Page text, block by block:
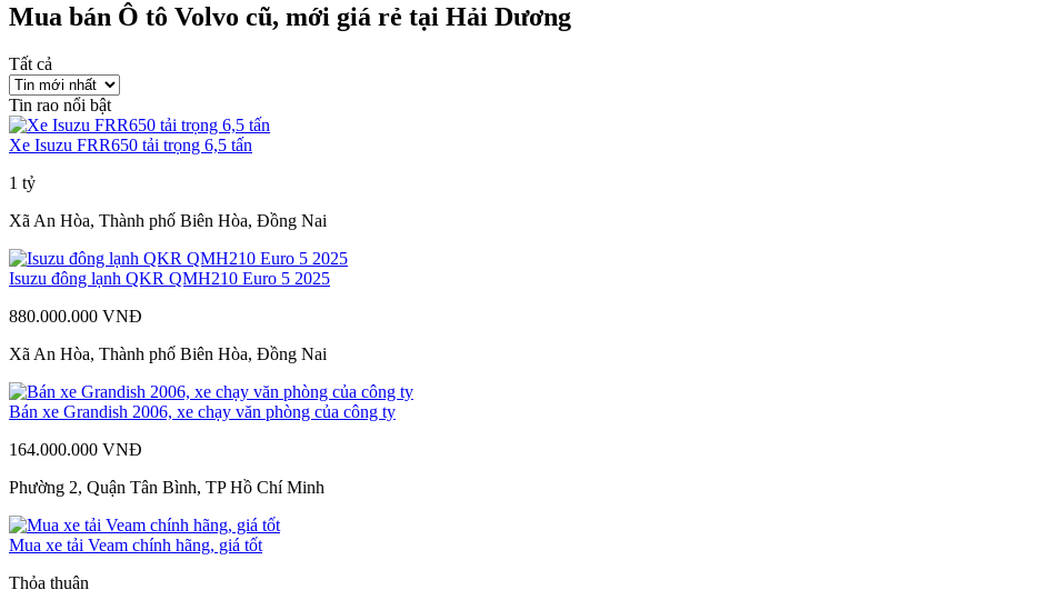
Mua bán Ô tô Volvo cũ, mới giá rẻ tại Hải Dương
Tất cả
Tin rao nổi bật
Xe Isuzu FRR650 tải trọng 6,5 tấn
1 tỷ
Xã An Hòa, Thành phố Biên Hòa, Đồng Nai
Isuzu đông lạnh QKR QMH210 Euro 5 2025
880.000.000 VNĐ
Xã An Hòa, Thành phố Biên Hòa, Đồng Nai
Bán xe Grandish 2006, xe chạy văn phòng của công ty
164.000.000 VNĐ
Phường 2, Quận Tân Bình, TP Hồ Chí Minh
Mua xe tải Veam chính hãng, giá tốt
Thỏa thuận